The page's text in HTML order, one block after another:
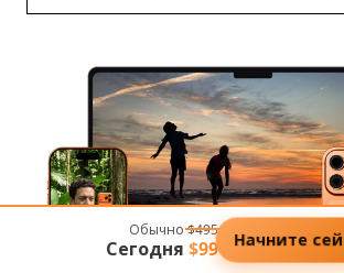
Обычно$495
Сегодня $99 Начните